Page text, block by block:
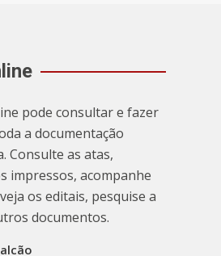
pode consultar e fazer
a documentação
Consulte as atas,
impressos, acompanhe
os editais, pesquise a
documentos.